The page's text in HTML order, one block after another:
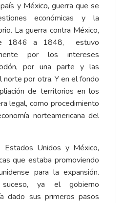
y México, guerra que se
económicas y la
La guerra contra México,
1846 a 1848, estuvo
por los intereses
por una parte y las
norte por otra. Y en el fondo
de territorios en los
legal, como procedimiento
norteamericana del
Unidos y México,
que estaba promoviendo
para la expansión.
ya el gobierno
dado sus primeros pasos